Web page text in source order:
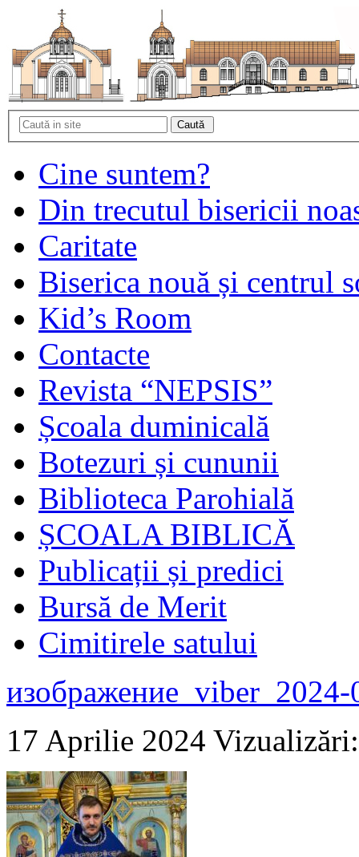
Cine suntem?
Din trecutul bisericii
Caritate
Biserica nouă și centrul
Kid’s Room
Contacte
Revista “NEPSIS”
Școala duminicală
Botezuri și cununii
Biblioteca Parohială
ȘCOALA BIBLICĂ
Publicații și predici
Bursă de Merit
Cimitirele satului
17 Aprilie 2024